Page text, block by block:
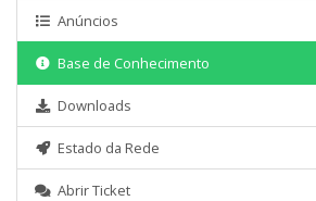
Anúncios
Base de Conhecimento
Downloads
Estado da Rede
Abrir Ticket